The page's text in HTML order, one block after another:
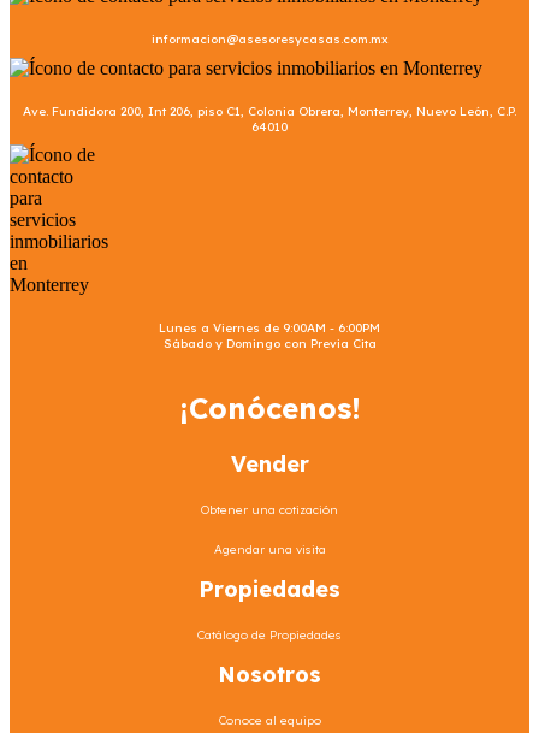
informacion@asesoresycasas.com.mx
Ave. Fundidora 200, Int 206, piso C1, Colonia Obrera, Monterrey, Nuevo León, C.P.
64010
Lunes a Viernes de 9:00AM - 6:00PM
Sábado y Domingo con Previa Cita
¡Conócenos!
Vender
Obtener una cotización
Agendar una visita
Propiedades
Catálogo de Propiedades
Nosotros
Conoce al equipo